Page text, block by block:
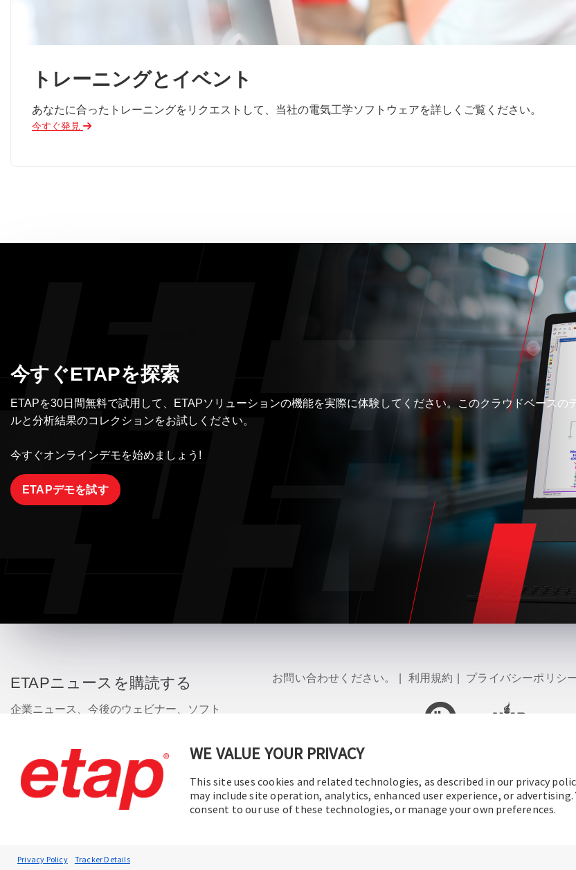
WE VALUE YOUR PRIVACY
This site uses cookies and related technologies, as described in our privacy
may include site operation, analytics, enhanced user experience, or advertising.
consent to our use of these technologies, or manage your own preferences.
Privacy Policy Tracker Details
トレーニングとイベント
あなたに合ったトレーニングをリクエストして、当社の電気工学ソフトウェアを詳しくご覧ください。
今すぐ発見
今すぐETAPを探索
ETAPを30日間無料で試用して、ETAPソリューションの機能を実際に体験してください。このクラウドベース
ルと分析結果のコレクションをお試しください。
今すぐオンラインデモを始めましょう!
ETAPデモを試す
ETAPニュースを購読する
企業ニュース、今後のウェビナー、ソフト
す。
購読
お問い合わせください。 利用規約 プライバシーポリシ